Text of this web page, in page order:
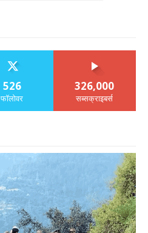
526
फॉलोवर
326,000
सब्सक्राइबर्स